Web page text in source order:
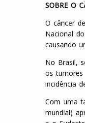
SOBRE O
O câncer
Nacional
causando
No Brasil,
os tumores
incidência
Com uma
mundial)